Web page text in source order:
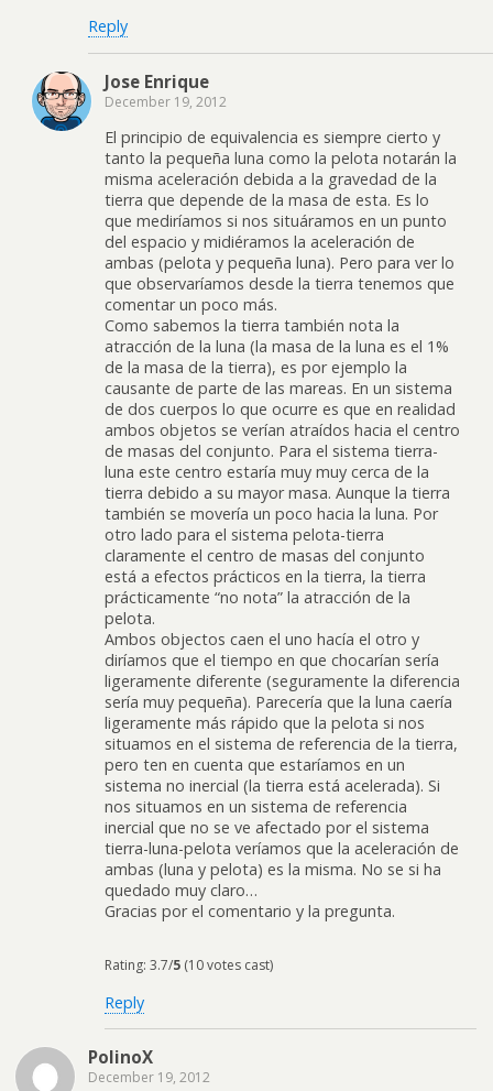
Reply
Jose Enrique
December 19, 2012
El principio de equivalencia es siempre cierto y
tanto la pequeña luna como la pelota notarán la
misma aceleración debida a la gravedad de la
tierra que depende de la masa de esta. Es lo
que mediríamos si nos situáramos en un punto
del espacio y midiéramos la aceleración de
ambas (pelota y pequeña luna). Pero para ver lo
que observaríamos desde la tierra tenemos que
comentar un poco más.
Como sabemos la tierra también nota la
atracción de la luna (la masa de la luna es el 1%
de la masa de la tierra), es por ejemplo la
causante de parte de las mareas. En un sistema
de dos cuerpos lo que ocurre es que en realidad
ambos objetos se verían atraídos hacia el centro
de masas del conjunto. Para el sistema tierra-
luna este centro estaría muy muy cerca de la
tierra debido a su mayor masa. Aunque la tierra
también se movería un poco hacia la luna. Por
otro lado para el sistema pelota-tierra
claramente el centro de masas del conjunto
está a efectos prácticos en la tierra, la tierra
prácticamente “no nota” la atracción de la
pelota.
Ambos objectos caen el uno hacía el otro y
diríamos que el tiempo en que chocarían sería
ligeramente diferente (seguramente la diferencia
sería muy pequeña). Parecería que la luna caería
ligeramente más rápido que la pelota si nos
situamos en el sistema de referencia de la tierra,
pero ten en cuenta que estaríamos en un
sistema no inercial (la tierra está acelerada). Si
nos situamos en un sistema de referencia
inercial que no se ve afectado por el sistema
tierra-luna-pelota veríamos que la aceleración de
ambas (luna y pelota) es la misma. No se si ha
quedado muy claro…
Gracias por el comentario y la pregunta.
Rating: 3.7/5 (10 votes cast)
Reply
PolinoX
December 19, 2012